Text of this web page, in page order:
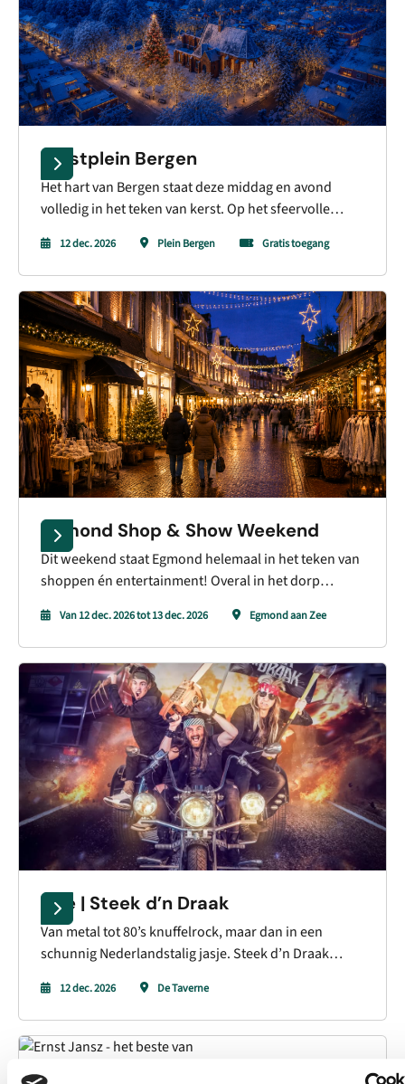
Kerstplein Bergen
Het hart van Bergen staat deze middag en avond
volledig in het teken van kerst. Op het sfeervolle
winterse lekkernijen en verrassende activiteiten voor
jong en oud, van feestelijke optredens tot gezellige
meezingers, waardoor je de winter hier echt tot leven
voelt komen.
12 dec. 2026 Plein Bergen Gratis toegang
Egmond Shop & Show Weekend
Dit weekend staat Egmond helemaal in het teken van
shoppen én entertainment! Overal in het dorp
optredens in winkels en horeca. Met acts zoals
Tribute to the Cats, singer-songwriters en
verrassende optredens wordt shoppen een
onvergetelijke ervaring.
Van 12 dec. 2026 tot 13 dec. 2026 Egmond aan Zee
Live | Steek d’n Draak
Van metal tot 80’s knuffelrock, maar dan in een
schunnig Nederlandstalig jasje. Steek d’n Draak
humor die je niet snel vergeet.
12 dec. 2026 De Taverne